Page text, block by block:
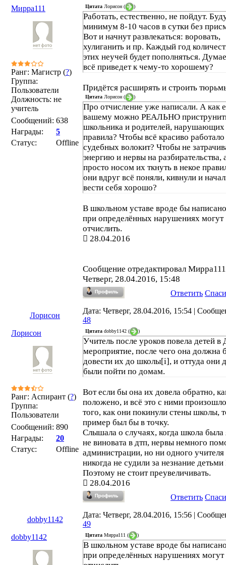
Мирра111
Ранг: Магистр (?)
Группа:
Пользователи
Должность: не
учитель
Сообщений: 638
Награды:
5
Статус:
Offline
Цитата Лорисон ( )
Работать, естественно, не пойдут.
минимум 8-10 часов в сутки без
Вот и начнут развлекаться: воровать,
хулиганить и пр. Каждый год
этих неучей будет пополняться.
всё приведет к чему-то хорошему?
Придётся расширять и строить
Цитата Лорисон ( )
Про отчисление уже написали. А как
вашему можно РЕАЛЬНО
школьника и родителей, нарушающих
правила? Чтобы всё красиво работало
судебных волокит? Чтобы не
энергию и нервы на разбирательства,
просто носом их ткнуть в некое
они вдруг всё поняли, кивнули и
вести себя хорошо?
В школьном уставе вроде бы
при определённых нарушениях могут
отчислить.
28.04.2016
Сообщение отредактировал Мирра111
Четверг, 28.04.2016, 15:48
Ответить
Лорисон
Дата: Четверг, 28.04.2016, 15:54 |
48
Лорисон
Ранг: Аспирант (?)
Группа:
Пользователи
Сообщений: 890
Награды:
20
Статус:
Offline
Цитата dobby1142 ( )
Учитель после уроков повела детей в
мероприятие, после чего она должна
довести их до школы[i], и оттуда они
были пойти по домам.
Вот если бы она их довела обратно,
положено, и всё это с ними
того, как они покинули стены школы,
пример был бы в точку.
Слышала о случаях, когда школа была
не виновата в дтп, нервы немного
администрации, но ни одного учителя
никогда не судили за незнание
Поэтому не стоит преувеличивать.
28.04.2016
Ответить
dobby1142
Дата: Четверг, 28.04.2016, 15:56 |
49
dobby1142
Цитата Мирра111 ( )
В школьном уставе вроде бы
при определённых нарушениях могут